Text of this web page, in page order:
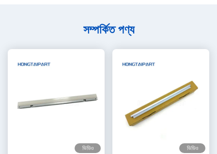
সম্পর্কিত পণ্য
ভিডিও ভিডিও